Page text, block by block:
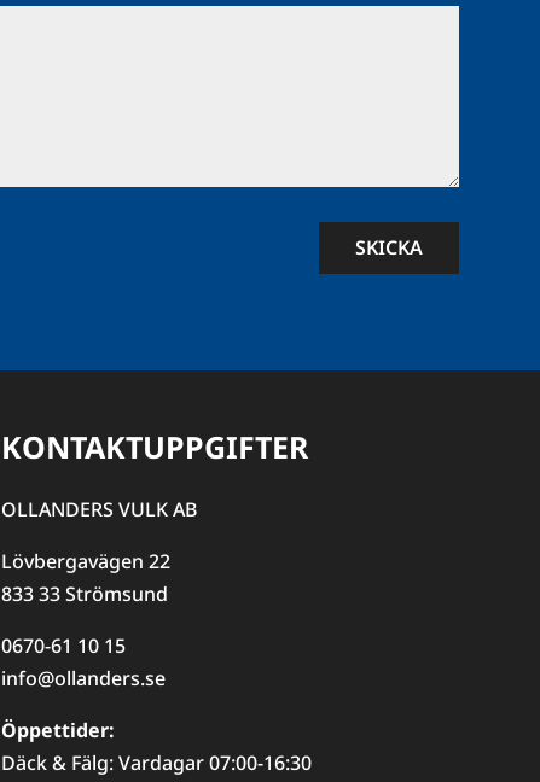
SKICKA
KONTAKTUPPGIFTER
OLLANDERS VULK AB
Lövbergavägen 22
833 33 Strömsund
0670-61 10 15
info@ollanders.se
Öppettider:
Däck & Fälg: Vardagar 07:00-16:30